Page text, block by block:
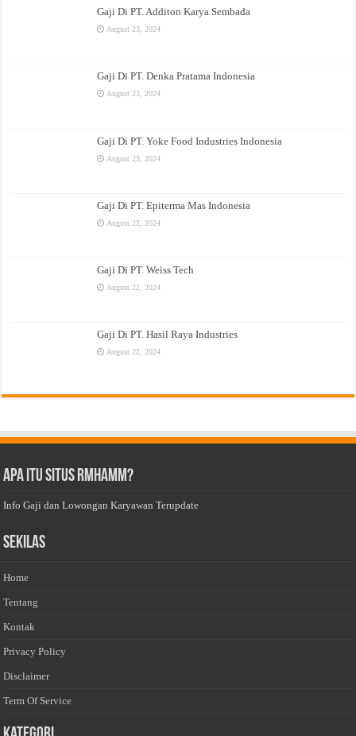
Gaji Di PT. Additon Karya Sembada
August 23, 2024
Gaji Di PT. Denka Pratama Indonesia
August 23, 2024
Gaji Di PT. Yoke Food Industries Indonesia
August 23, 2024
Gaji Di PT. Epiterma Mas Indonesia
August 22, 2024
Gaji Di PT. Weiss Tech
August 22, 2024
Gaji Di PT. Hasil Raya Industries
August 22, 2024
Apa Itu Situs Rmhamm?
Info Gaji dan Lowongan Karyawan Terupdate
Sekilas
Home
Tentang
Kontak
Privacy Policy
Disclaimer
Term Of Service